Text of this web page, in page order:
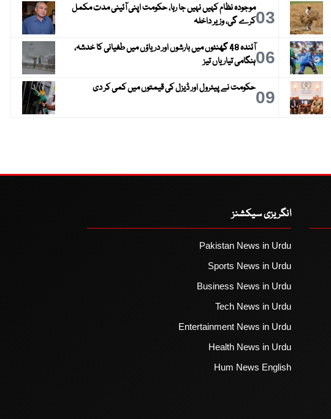
03موجودہ نظام کہیں نہیں جا رہا، حکومت اپنی آئینی مدت مکمل
کرے گی، وزیر داخلہ
06
آئندہ 48 گھنٹوں میں بارشوں اور دریاؤں میں طغیانی کا خدشہ،
ہنگامی تیاریاں تیز
09حکومت نے پیٹرول اور ڈیزل کی قیمتوں میں کمی کر دی
انگریزی سیکشنز
Pakistan News in Urdu
Sports News in Urdu
Business News in Urdu
Tech News in Urdu
Entertainment News in Urdu
Health News in Urdu
Hum News English